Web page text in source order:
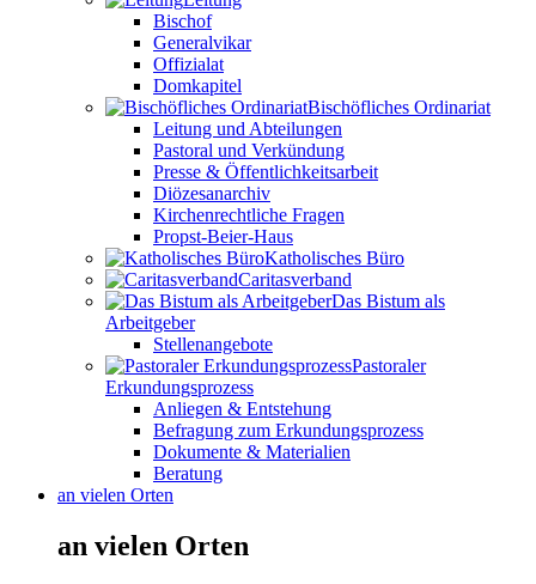
Bischof
Generalvikar
Offizialat
Domkapitel
Bischöfliches Ordinariat
Leitung und Abteilungen
Pastoral und Verkündung
Presse & Öffentlichkeitsarbeit
Diözesanarchiv
Kirchenrechtliche Fragen
Propst-Beier-Haus
Katholisches Büro
Caritasverband
Das Bistum als
Arbeitgeber
Stellenangebote
Pastoraler
Erkundungsprozess
Anliegen & Entstehung
Befragung zum Erkundungsprozess
Dokumente & Materialien
Beratung
an vielen Orten
an vielen Orten